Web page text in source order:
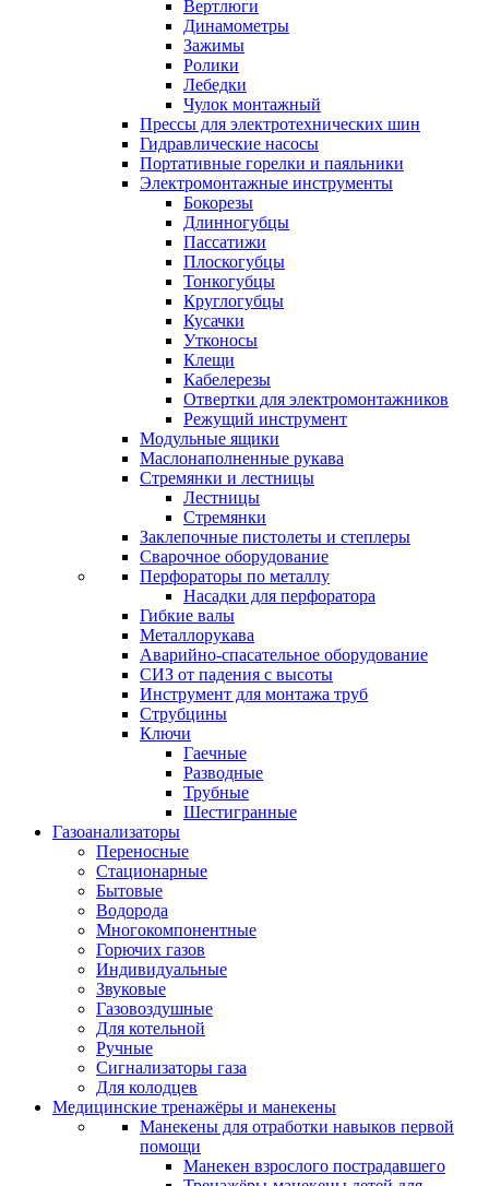
Вертлюги
Динамометры
Зажимы
Ролики
Лебедки
Чулок монтажный
Прессы для электротехнических шин
Гидравлические насосы
Портативные горелки и паяльники
Электромонтажные инструменты
Бокорезы
Длинногубцы
Пассатижи
Плоскогубцы
Тонкогубцы
Круглогубцы
Кусачки
Утконосы
Клещи
Кабелерезы
Отвертки для электромонтажников
Режущий инструмент
Модульные ящики
Маслонаполненные рукава
Стремянки и лестницы
Лестницы
Стремянки
Заклепочные пистолеты и степлеры
Сварочное оборудование
Перфораторы по металлу
Насадки для перфоратора
Гибкие валы
Металлорукава
Аварийно-спасательное оборудование
СИЗ от падения с высоты
Инструмент для монтажа труб
Струбцины
Ключи
Гаечные
Разводные
Трубные
Шестигранные
Газоанализаторы
Переносные
Стационарные
Бытовые
Водорода
Многокомпонентные
Горючих газов
Индивидуальные
Звуковые
Газовоздушные
Для котельной
Ручные
Сигнализаторы газа
Для колодцев
Медицинские тренажёры и манекены
Манекены для отработки навыков первой
помощи
Манекен взрослого пострадавшего